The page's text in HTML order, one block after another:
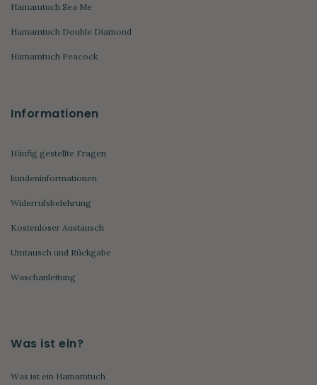
Hamamtuch Sea Me
Hamamtuch Double Diamond
Hamamtuch Peacock
Informationen
Häufig gestellte Fragen
kundeninformationen
Widerrufsbelehrung
Kostenloser Austausch
Umtausch und Rückgabe
Waschanleitung
Was ist ein?
Was ist ein Hamamtuch